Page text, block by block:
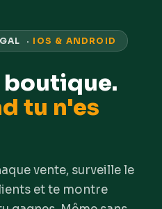
· IOS & ANDROID
tu n'es
vente, surveille le
et te montre